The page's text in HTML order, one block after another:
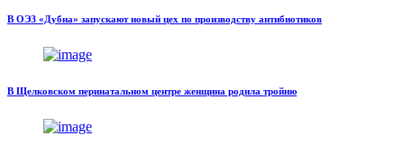
В ОЭЗ «Дубна» запускают новый цех по производству антибиотиков
В Щелковском перинатальном центре женщина родила тройню